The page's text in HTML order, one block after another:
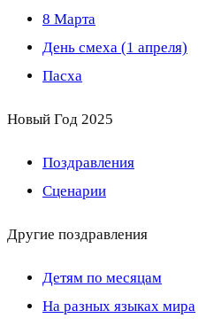
8 Марта
День смеха (1 апреля)
Пасха
Новый Год 2025
Поздравления
Сценарии
Другие поздравления
Детям по месяцам
На разных языках мира